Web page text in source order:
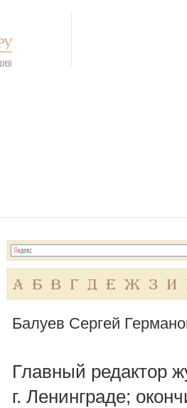
А Б В Г Д Е Ж З И
Балуев Сергей
Главный редактор
г. Ленинграде;